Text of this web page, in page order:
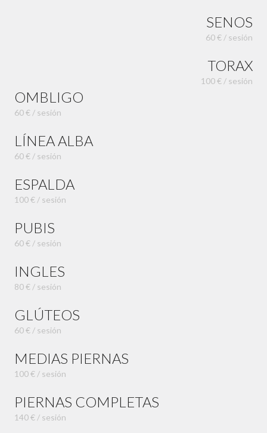
SENOS
60 € / sesión
TORAX
100 € / sesión
OMBLIGO
60 € / sesión
LÍNEA ALBA
60 € / sesión
ESPALDA
100 € / sesión
PUBIS
60 € / sesión
INGLES
80 € / sesión
GLÚTEOS
60 € / sesión
MEDIAS PIERNAS
100 € / sesión
PIERNAS COMPLETAS
140 € / sesión